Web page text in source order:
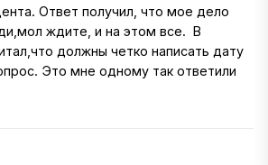
Ответ получил, что мое дело
ждите, и на этом все. В
должны четко написать дату
Это мне одному так ответили